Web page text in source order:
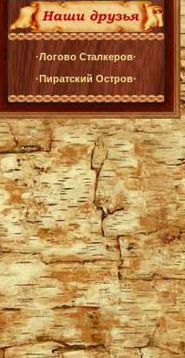
·Логово Сталкеров·
·Пиратский Остров·